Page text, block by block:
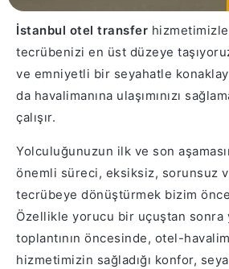
İstanbul otel transfer
tecrübenizi en üst düzeye
ve emniyetli bir seyahatle
da havalimanına ulaşımınızı
çalışır.
Yolculuğunuzun ilk ve son
önemli süreci, eksiksiz, sorunsuz
tecrübeye dönüştürmek bizim
Özellikle yorucu bir uçuştan sonra
toplantının öncesinde, otel-
hizmetimizin sağladığı konfor,